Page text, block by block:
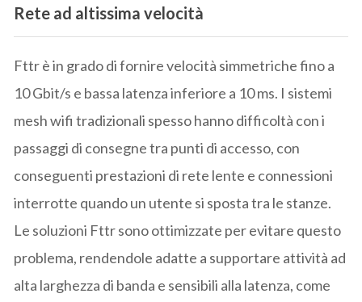
Rete ad altissima velocità
Fttr è in grado di fornire velocità simmetriche fino a
10 Gbit/s e bassa latenza inferiore a 10 ms. I sistemi
mesh wifi tradizionali spesso hanno difficoltà con i
passaggi di consegne tra punti di accesso, con
conseguenti prestazioni di rete lente e connessioni
interrotte quando un utente si sposta tra le stanze.
Le soluzioni Fttr sono ottimizzate per evitare questo
problema, rendendole adatte a supportare attività ad
alta larghezza di banda e sensibili alla latenza, come